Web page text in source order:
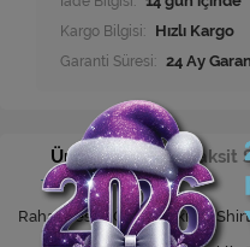
Kargo Bilgisi: Hızlı Kargo
Garanti Süresi: 24 Ay
Ürün Bilgisi Taksit
Rahat Kesim Özel Baskılı T-Shirt